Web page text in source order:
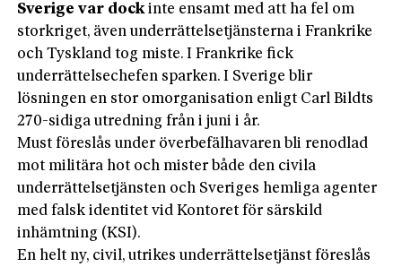
Sverige var dockinte ensamt med att ha fel om
storkriget, även underrättelsetjänsterna i Frankrike
och Tyskland tog miste. I Frankrike fick
underrättelsechefen sparken. I Sverige blir
lösningen en stor omorganisation enligt Carl Bildts
270-sidiga utredning från i juni i år.
Must föreslås under överbefälhavaren bli renodlad
mot militära hot och mister både den civila
underrättelsetjänsten och Sveriges hemliga agenter
med falsk identitet vid Kontoret för särskild
inhämtning (KSI).
En helt ny, civil, utrikes underrättelsetjänst föreslås